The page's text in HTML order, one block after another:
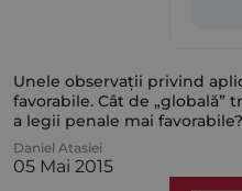
Unele observații privind
favorabile. Cât de „globală”
a legii penale mai favorabile?
Daniel Atasiei
05 Mai 2015